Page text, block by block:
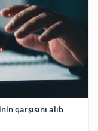
qarşısını alıb